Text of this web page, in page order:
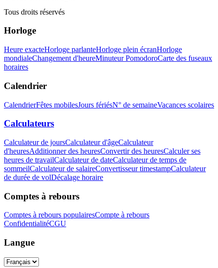
Tous droits réservés
Horloge
Heure exacteHorloge parlanteHorloge plein écranHorloge
mondialeChangement d'heureMinuteur PomodoroCarte des fuseaux
horaires
Calendrier
CalendrierFêtes mobilesJours fériésN° de semaineVacances scolaires
Calculateurs
Calculateur de joursCalculateur d'âgeCalculateur
d'heuresAdditionner des heuresConvertir des heuresCalculer ses
heures de travailCalculateur de dateCalculateur de temps de
sommeilCalculateur de salaireConvertisseur timestampCalculateur
de durée de volDécalage horaire
Comptes à rebours
Comptes à rebours populairesCompte à rebours
ConfidentialitéCGU
Langue